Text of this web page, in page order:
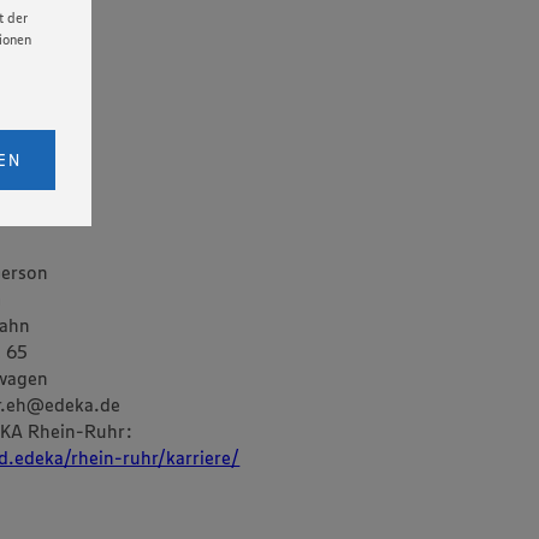
der
1
Cookie
65
Rhein-Ruhr:
rhein-ruhr/karriere/